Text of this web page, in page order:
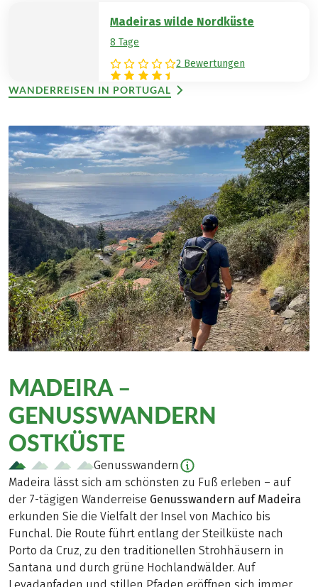
Madeiras wilde Nordküste
8 Tage
2 Bewertungen
WANDERREISEN IN PORTUGAL
MADEIRA –
GENUSSWANDERN
OSTKÜSTE
Genusswandern
Madeira lässt sich am schönsten zu Fuß erleben – auf
der 7-tägigen Wanderreise Genusswandern auf Madeira
erkunden Sie die Vielfalt der Insel von Machico bis
Funchal. Die Route führt entlang der Steilküste nach
Porto da Cruz, zu den traditionellen Strohhäusern in
Santana und durch grüne Hochlandwälder. Auf